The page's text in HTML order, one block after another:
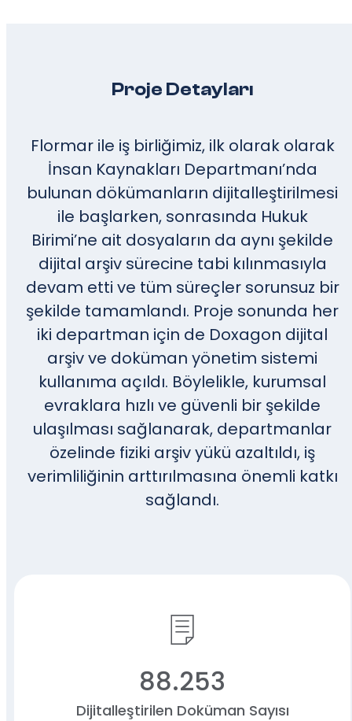
Proje Detayları
Flormar ile iş birliğimiz, ilk olarak olarak
İnsan Kaynakları Departmanı’nda
bulunan dökümanların dijitalleştirilmesi
ile başlarken, sonrasında Hukuk
Birimi’ne ait dosyaların da aynı şekilde
dijital arşiv sürecine tabi kılınmasıyla
devam etti ve tüm süreçler sorunsuz bir
şekilde tamamlandı. Proje sonunda her
iki departman için de Doxagon dijital
arşiv ve doküman yönetim sistemi
kullanıma açıldı. Böylelikle, kurumsal
evraklara hızlı ve güvenli bir şekilde
ulaşılması sağlanarak, departmanlar
özelinde fiziki arşiv yükü azaltıldı, iş
verimliliğinin arttırılmasına önemli katkı
sağlandı.
88.253
Dijitalleştirilen Doküman Sayısı